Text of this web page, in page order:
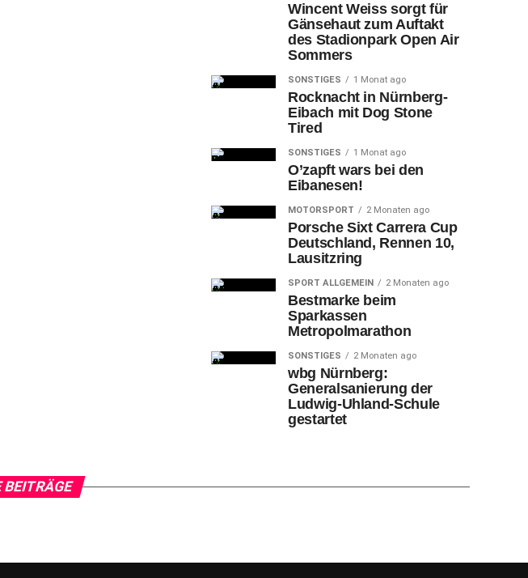
Wincent Weiss sorgt für
Gänsehaut zum Auftakt
des Stadionpark Open Air
Sommers
SONSTIGES 1 Monat ago
Rocknacht in Nürnberg-
Eibach mit Dog Stone
Tired
SONSTIGES 1 Monat ago
O’zapft wars bei den
Eibanesen!
MOTORSPORT 2 Monaten ago
Porsche Sixt Carrera Cup
Deutschland, Rennen 10,
Lausitzring
SPORT ALLGEMEIN 2 Monaten ago
Bestmarke beim
Sparkassen
Metropolmarathon
SONSTIGES 2 Monaten ago
wbg Nürnberg:
Generalsanierung der
Ludwig-Uhland-Schule
gestartet
BEITRÄGE